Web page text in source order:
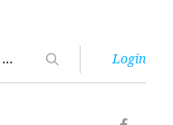
Login